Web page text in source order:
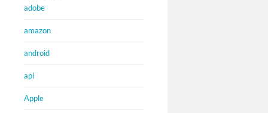
adobe
amazon
android
api
Apple